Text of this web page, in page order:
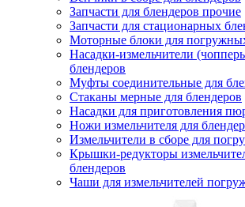
Запчасти для блендеров прочие
Запчасти для стационарных
Моторные блоки для
Насадки-измельчители
блендеров
Муфты соединительные для
Стаканы мерные для блендеров
Насадки для приготовления
Ножи измельчителя для
Измельчители в сборе для
Крышки-редукторы
блендеров
Чаши для измельчителей